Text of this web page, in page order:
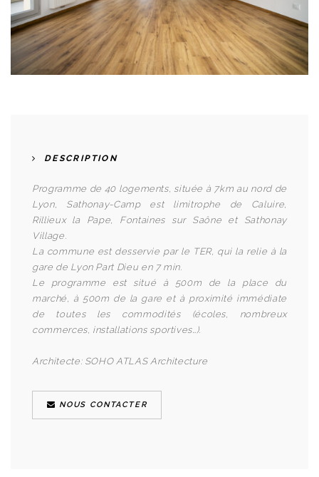
DESCRIPTION
Programme de 40 logements, située à 7km au nord de
Lyon, Sathonay-Camp est limitrophe de Caluire,
Rillieux la Pape, Fontaines sur Saône et Sathonay
Village.
La commune est desservie par le TER, qui la relie à la
gare de Lyon Part Dieu en 7 min.
Le programme est situé à 500m de la place du
marché, à 500m de la gare et à proximité immédiate
de toutes les commodités (écoles, nombreux
commerces, installations sportives…).
Architecte: SOHO ATLAS Architecture
NOUS CONTACTER